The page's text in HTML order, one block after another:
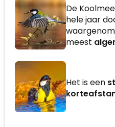
De
hele jaar
meest
Het is een